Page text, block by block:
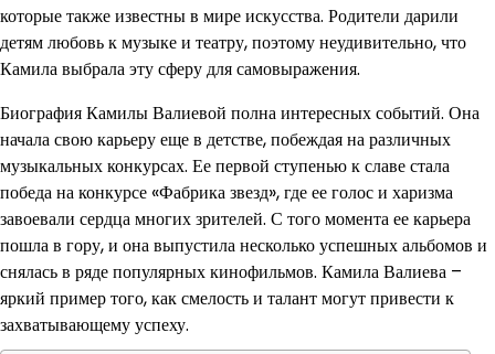
которые также известны в мире искусства. Родители дарили
детям любовь к музыке и театру, поэтому неудивительно, что
Камила выбрала эту сферу для самовыражения.
Биография Камилы Валиевой полна интересных событий. Она
начала свою карьеру еще в детстве, побеждая на различных
музыкальных конкурсах. Ее первой ступенью к славе стала
победа на конкурсе «Фабрика звезд», где ее голос и харизма
завоевали сердца многих зрителей. С того момента ее карьера
пошла в гору, и она выпустила несколько успешных альбомов и
снялась в ряде популярных кинофильмов. Камила Валиева –
яркий пример того, как смелость и талант могут привести к
захватывающему успеху.